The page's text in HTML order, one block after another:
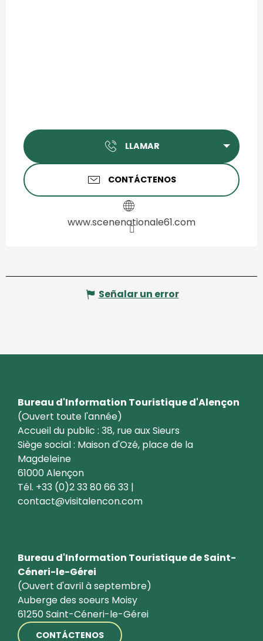
LLAMAR
CONTÁCTENOS
www.scenenationale61.com
Señalar un error
Bureau d'Information Touristique d'Alençon
(Ouvert toute l'année)
Accueil du public : 38, rue aux Sieurs
Siège social : Maison d'Ozé, place de la
Magdeleine
61000 Alençon
Tél. +33 (0)2 33 80 66 33 |
contact@visitalencon.com
Bureau d'Information Touristique de Saint-
Céneri-le-Gérei
(Ouvert d'avril à septembre)
Auberge des soeurs Moisy
61250 Saint-Céneri-le-Gérei
CONTÁCTENOS